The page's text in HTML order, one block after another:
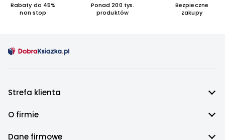
Rabaty do 45%
non stop
Ponad 200 tys.
produktów
Bezpieczne
zakupy
Strefa klienta
O firmie
Dane firmowe